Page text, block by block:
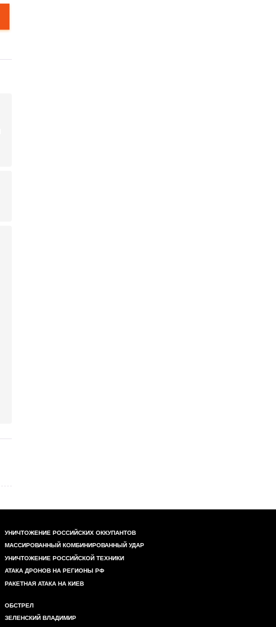
УНИЧТОЖЕНИЕ РОССИЙСКИХ ОККУПАНТОВ
МАССИРОВАННЫЙ КОМБИНИРОВАННЫЙ УДАР
УНИЧТОЖЕНИЕ РОССИЙСКОЙ ТЕХНИКИ
АТАКА ДРОНОВ НА РЕГИОНЫ РФ
РАКЕТНАЯ АТАКА НА КИЕВ
ОБСТРЕЛ
ЗЕЛЕНСКИЙ ВЛАДИМИР